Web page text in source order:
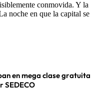
conmovida. Y la
noche en que la capital se
en mega clase gratuita
SEDECO